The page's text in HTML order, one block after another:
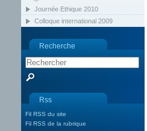
Journée Ethique 2010
Colloque international 2009
Recherche
Rss
Fil RSS du site
Fil RSS de la rubrique